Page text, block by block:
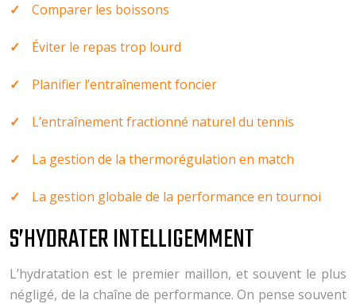
Comparer les boissons
Éviter le repas trop lourd
Planifier l’entraînement foncier
L’entraînement fractionné naturel du tennis
La gestion de la thermorégulation en match
La gestion globale de la performance en tournoi
S’HYDRATER INTELLIGEMMENT
L’hydratation est le premier maillon, et souvent le plus
négligé, de la chaîne de performance. On pense souvent